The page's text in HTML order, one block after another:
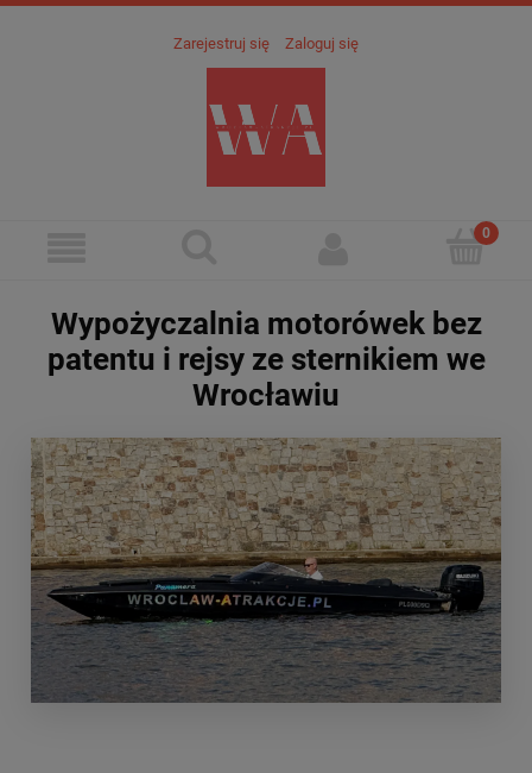
Zarejestruj się Zaloguj się
Wypożyczalnia motorówek bez
patentu i rejsy ze sternikiem we
Wrocławiu